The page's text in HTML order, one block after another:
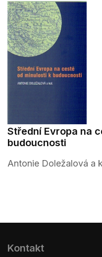
Střední Evropa na
budoucnosti
Antonie Doležalová a
Kontakt